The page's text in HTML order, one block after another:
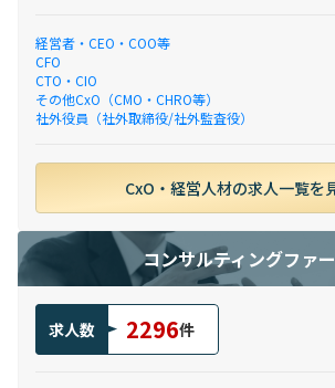
経営者・CEO・COO等
CFO
CTO・CIO
その他CxO（CMO・CHRO等）
社外役員（社外取締役/社外監査役）
CxO・経営人材の求人一覧を
コンサルティングファ
求人数 2296件